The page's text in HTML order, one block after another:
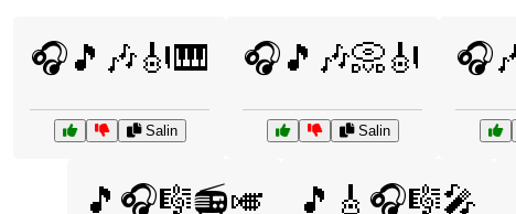
🎧🎵🎶🎻🎹
Salin
🎧🎵🎶📀🎻
Salin
🎵🎧🎼📻🎺 🎵🎸🎧🎼🎤